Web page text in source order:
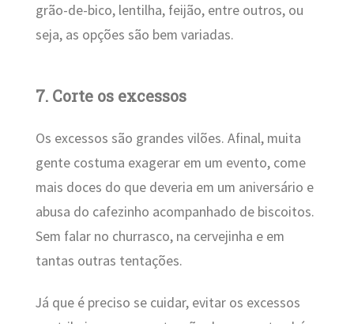
grão-de-bico, lentilha, feijão, entre outros, ou
seja, as opções são bem variadas.
7. Corte os excessos
Os excessos são grandes vilões. Afinal, muita
gente costuma exagerar em um evento, come
mais doces do que deveria em um aniversário e
abusa do cafezinho acompanhado de biscoitos.
Sem falar no churrasco, na cervejinha e em
tantas outras tentações.
Já que é preciso se cuidar, evitar os excessos